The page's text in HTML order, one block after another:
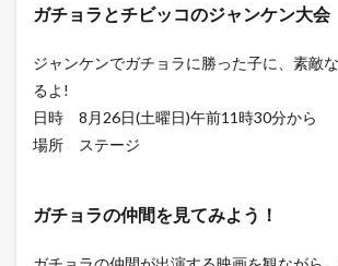
ガチョラとチビッコのジャンケン大会
ジャンケンでガチョラに勝った子に、素敵
るよ!
日時 8月26日(土曜日)午前11時30分から
場所 ステージ
ガチョラの仲間を見てみよう ！